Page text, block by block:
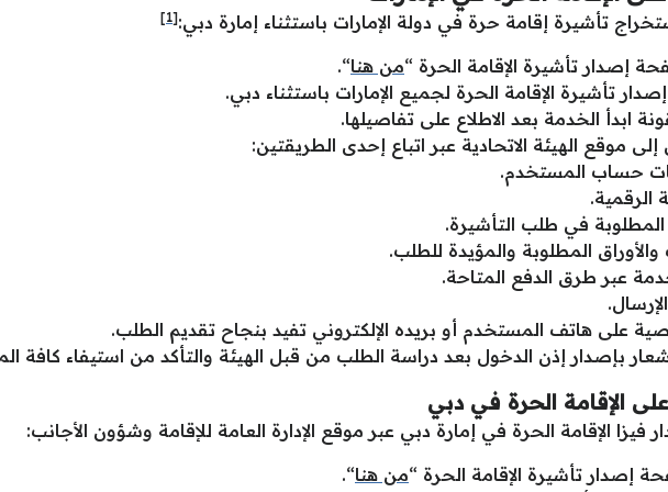
تأشيرة إقامة حرة في دولة الإمارات باستثناء إمارة دبي:[1]
إصدار تأشيرة الإقامة الحرة “من هنا“.
تأشيرة الإقامة الحرة لجميع الإمارات باستثناء دبي.
ابدأ الخدمة بعد الاطلاع على تفاصيلها.
موقع الهيئة الاتحادية عبر اتباع إحدى الطريقتين:
حساب المستخدم.
الرقمية.
المطلوبة في طلب التأشيرة.
المطلوبة والمؤيدة للطلب.
عبر طرق الدفع المتاحة.
على هاتف المستخدم أو بريده الإلكتروني تفيد بنجاح تقديم الطلب.
بإصدار إذن الدخول بعد دراسة الطلب من قبل الهيئة والتأكد من استيفاء كافة
الإقامة الحرة في دبي
فيزا الإقامة الحرة في إمارة دبي عبر موقع الإدارة العامة للإقامة وشؤون الأجانب:
إصدار تأشيرة الإقامة الحرة “من هنا“.